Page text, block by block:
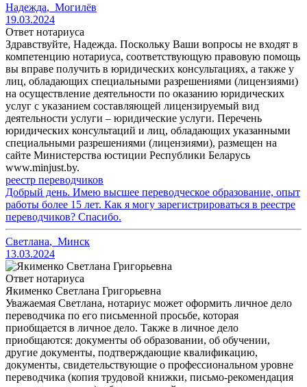
Надежда, Могилёв
19.03.2024
Ответ нотариуса
Здравствуйте, Надежда. Поскольку Ваши вопросы не входят в
компетенцию нотариуса, соответствующую правовую помощь
вы вправе получить в юридических консультациях, а также у
лиц, обладающих специальными разрешениями (лицензиями)
на осуществление деятельности по оказанию юридических
услуг с указанием составляющей лицензируемый вид
деятельности услуги – юридические услуги. Перечень
юридических консультаций и лиц, обладающих указанными
специальными разрешениями (лицензиями), размещен на
сайте Министерства юстиции Республики Беларусь
www.minjust.by.
реестр переводчиков
Добрый день. Имею высшее переводческое образование, опыт
работы более 15 лет. Как я могу зарегистрироваться в реестре
переводчиков? Спасибо.
Светлана, Минск
13.03.2024
Ответ нотариуса
Якименко Светлана Григорьевна
Уважаемая Светлана, нотариус может оформить личное дело
переводчика по его письменной просьбе, которая
приобщается в личное дело. Также в личное дело
приобщаются: документы об образовании, об обучении,
другие документы, подтверждающие квалификацию,
документы, свидетельствующие о профессиональном уровне
переводчика (копия трудовой книжки, письмо-рекомендация